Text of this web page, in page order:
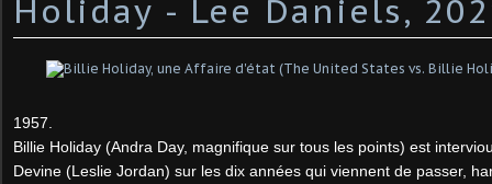
Holiday - Lee Daniels,
1957.
Billie Holiday (Andra Day, magnifique sur tous les points) est
Devine (Leslie Jordan) sur les dix années qui viennent de passer,